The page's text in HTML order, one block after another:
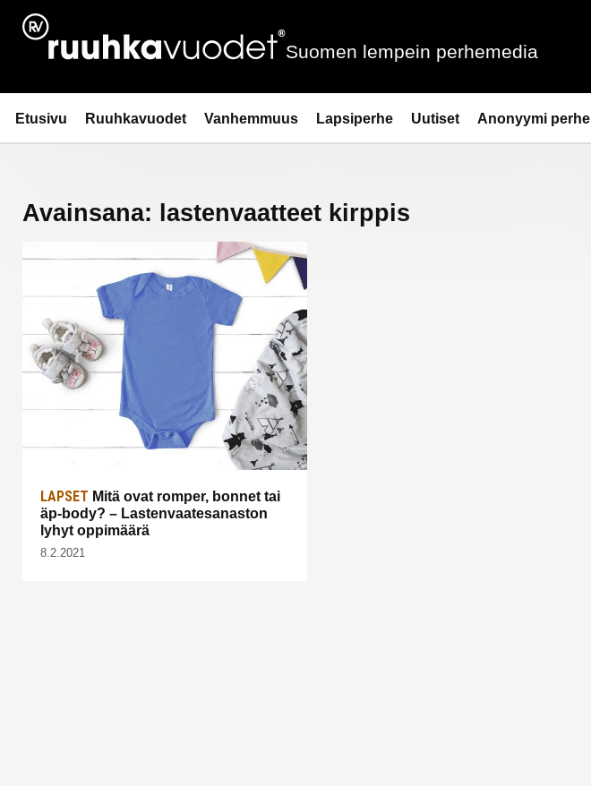
Siirry
sisältöön
Ruuhkavuodet.fi
Suomen lempein perhemedia
Etusivu Ruuhkavuodet Vanhemmuus Lapsiperhe Uutiset Anonyymi perhe
Avainsana: lastenvaatteet kirppis
LAPSET Mitä ovat romper, bonnet tai
äp-body? – Lastenvaatesanaston
lyhyt oppimäärä
8.2.2021